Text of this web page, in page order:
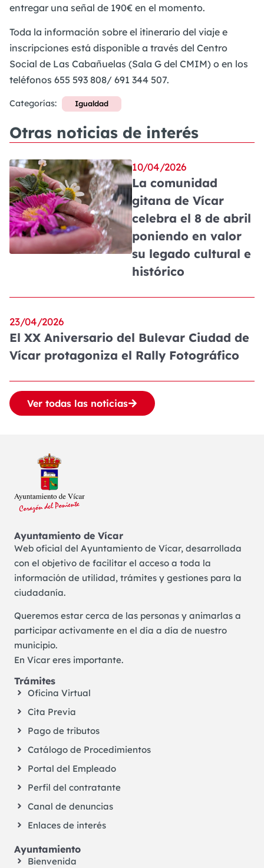
entregar una señal de 190€ en el momento.
Toda la información sobre el itinerario del viaje e
inscripciones está disponible a través del Centro
Social de Las Cabañuelas (Sala G del CMIM) o en los
teléfonos 655 593 808/ 691 344 507.
Categorías: Igualdad
Otras noticias de interés
10/04/2026
La comunidad
gitana de Vícar
celebra el 8 de abril
poniendo en valor
su legado cultural e
histórico
23/04/2026
El XX Aniversario del Bulevar Ciudad de
Vícar protagoniza el Rally Fotográfico
Ver todas las noticias
Ayuntamiento de Vícar
Web oficial del Ayuntamiento de Vícar, desarrollada
con el objetivo de facilitar el acceso a toda la
información de utilidad, trámites y gestiones para la
ciudadanía.
Queremos estar cerca de las personas y animarlas a
participar activamente en el día a día de nuestro
municipio.
En Vícar eres importante.
Trámites
Oficina Virtual
Cita Previa
Pago de tributos
Catálogo de Procedimientos
Portal del Empleado
Perfil del contratante
Canal de denuncias
Enlaces de interés
Ayuntamiento
Bienvenida